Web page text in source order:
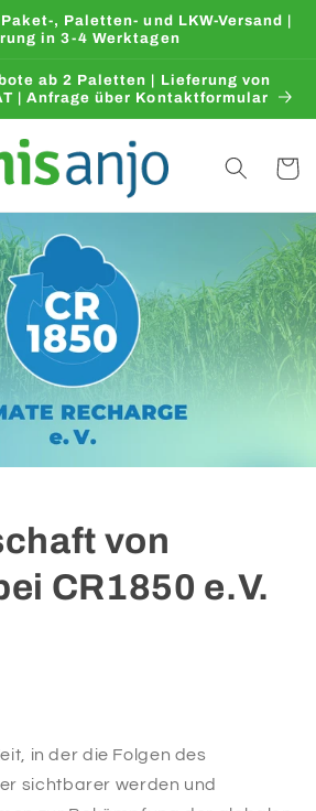
, Paletten- und LKW-Versand |
in 3-4 Werktagen
ab 2 Paletten | Lieferung von
| Anfrage über Kontaktformular
von
CR1850 e.V.
in der die Folgen des
sichtbarer werden und